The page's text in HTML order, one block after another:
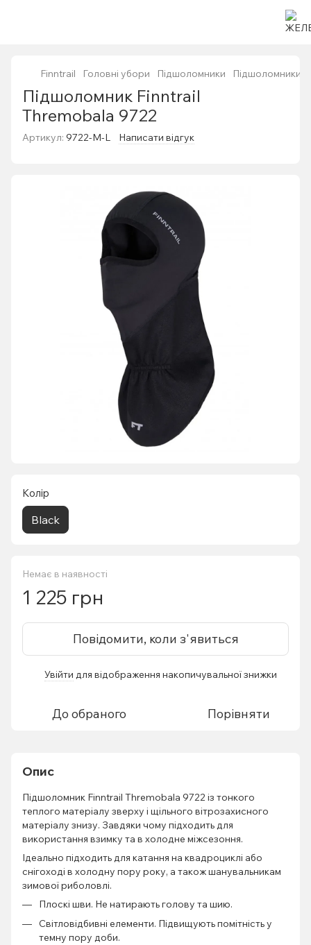
Finntrail Головні убори Підшоломники Підшоломники
Підшоломник Finntrail
Thremobala 9722
Артикул: 9722-M-L Написати відгук
Колір
Black
Немає в наявності
1 225 грн
Повідомити, коли з'явиться
Увійти для відображення накопичувальної знижки
До обраного Порівняти
Опис
Підшоломник Finntrail Thremobala 9722 із тонкого
теплого матеріалу зверху і щільного вітрозахисного
матеріалу знизу. Завдяки чому підходить для
використання взимку та в холодне міжсезоння.
Ідеально підходить для катання на квадроциклі або
снігоході в холодну пору року, а також шанувальникам
зимової риболовлі.
Плоскі шви. Не натирають голову та шию.
Світловідбивні елементи. Підвищують помітність у
темну пору доби.